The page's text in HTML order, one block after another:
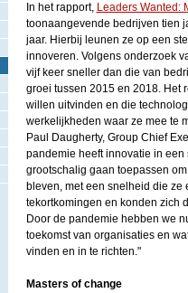
In het rapport, Leaders Wanted:
toonaangevende bedrijven tien
jaar. Hierbij leunen ze op een
innoveren. Volgens onderzoek
vijf keer sneller dan die van
groei tussen 2015 en 2018. Het
willen uitvinden en die
werkelijkheden waar ze mee te
Paul Daugherty, Group Chief
pandemie heeft innovatie in
grootschalig gaan toepassen
bleven, met een snelheid die ze
tekortkomingen en konden zich
Door de pandemie hebben we
toekomst van organisaties en
vinden en in te richten."
Masters of change